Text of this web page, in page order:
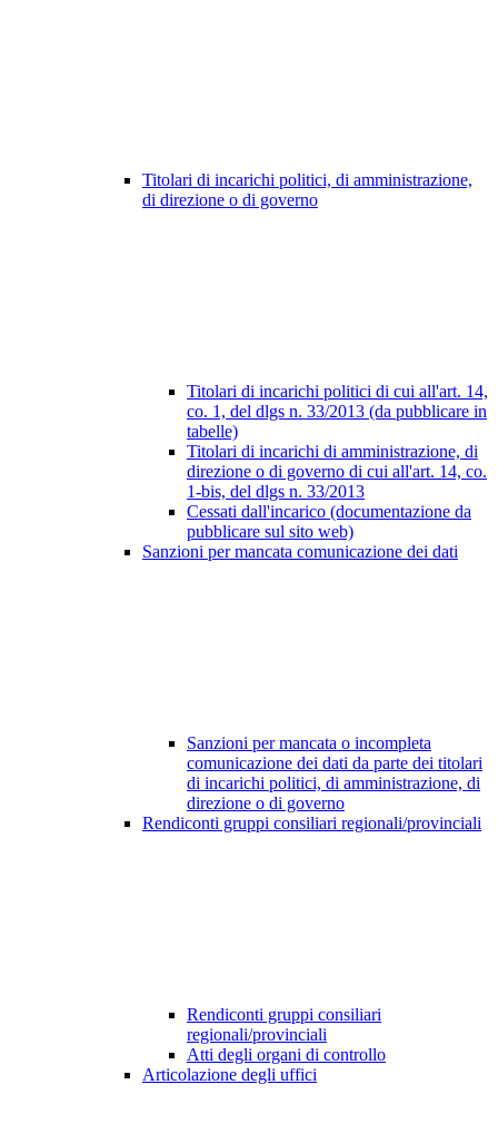
Titolari di incarichi politici, di amministrazione,
di direzione o di governo
Titolari di incarichi politici di cui all'art. 14,
co. 1, del dlgs n. 33/2013 (da pubblicare in
tabelle)
Titolari di incarichi di amministrazione, di
direzione o di governo di cui all'art. 14, co.
1-bis, del dlgs n. 33/2013
Cessati dall'incarico (documentazione da
pubblicare sul sito web)
Sanzioni per mancata comunicazione dei dati
Sanzioni per mancata o incompleta
comunicazione dei dati da parte dei titolari
di incarichi politici, di amministrazione, di
direzione o di governo
Rendiconti gruppi consiliari regionali/provinciali
Rendiconti gruppi consiliari
regionali/provinciali
Atti degli organi di controllo
Articolazione degli uffici